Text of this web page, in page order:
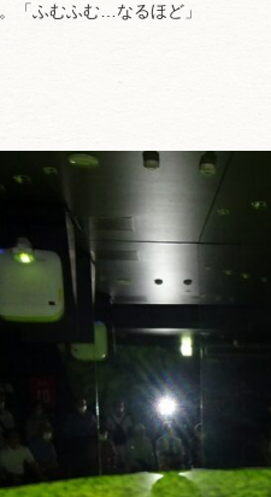
「ふむふむ…なるほど」